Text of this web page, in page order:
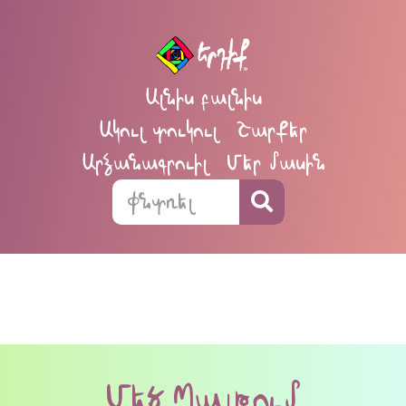
Ալնիս բալնիս
Ակուլ տուկուլ
Շարքեր
Արձանագրուիլ
Մեր մասին